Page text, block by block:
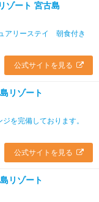
ゾート 宮古島
アリーステイ 朝食付き
公式サイトを見る
リゾート
を完備しております。
公式サイトを見る
リゾート